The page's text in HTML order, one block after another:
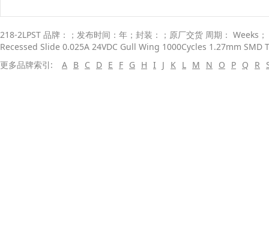
218-2LPST 品牌：；发布时间：年；封装：；原厂交货 周期： Weeks
Recessed Slide 0.025A 24VDC Gull Wing 1000Cycles 1.27mm SMD
更多品牌索引:
A B C D E F G H I J K L M N O P Q R